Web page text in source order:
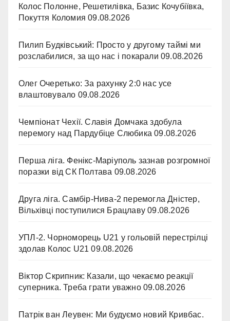
Колос Полонне, Решетилівка, Базис Кочубіївка,
Покуття Коломия 09.08.2026
Пилип Будківський: Просто у другому таймі ми
розслабилися, за що нас і покарали 09.08.2026
Олег Очеретько: За рахунку 2:0 нас усе
влаштовувало 09.08.2026
Чемпіонат Чехії. Славія Домчака здобула
перемогу над Пардубіце Слюбика 09.08.2026
Перша ліга. Фенікс-Маріуполь зазнав розгромної
поразки від СК Полтава 09.08.2026
Друга ліга. Самбір-Нива-2 перемогла Дністер,
Вільхівці поступилися Брацлаву 09.08.2026
УПЛ-2. Чорноморець U21 у гольовій перестрілці
здолав Колос U21 09.08.2026
Віктор Скрипник: Казали, що чекаємо реакції
суперника. Треба грати уважно 09.08.2026
Патрік ван Леувен: Ми будуємо новий Кривбас.